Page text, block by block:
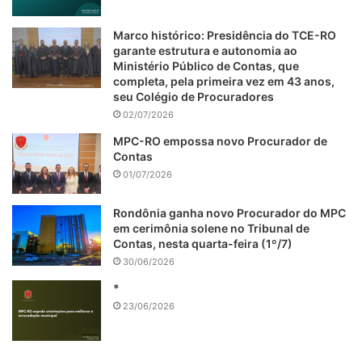
Marco histórico: Presidência do TCE-RO
garante estrutura e autonomia ao
Ministério Público de Contas, que
completa, pela primeira vez em 43 anos,
seu Colégio de Procuradores
02/07/2026
MPC-RO empossa novo Procurador de
Contas
01/07/2026
Rondônia ganha novo Procurador do MPC
em cerimônia solene no Tribunal de
Contas, nesta quarta-feira (1º/7)
30/06/2026
*
23/06/2026